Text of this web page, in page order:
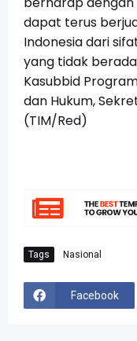
dapat terus
Indonesia dari
yang tidak
Kasubbid
dan Hukum,
(TIM/Red)
Tags Nasional
Facebook